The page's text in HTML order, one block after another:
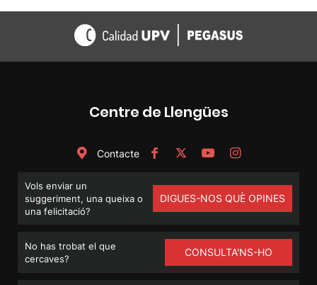
Centre de Llengües
Contacte
Vols enviar un
suggeriment, una queixa o
una felicitació?
DIGUES-NOS QUÈ OPINES
No has trobat el que
cercaves?
CONSULTA'NS-HO